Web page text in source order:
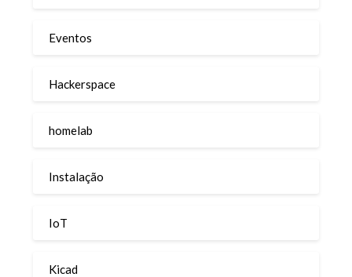
Eventos
Hackerspace
homelab
Instalação
IoT
Kicad